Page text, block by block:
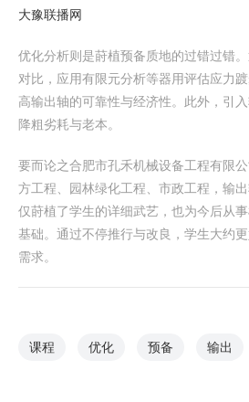
大豫联播网
优化分析则是莳植预备质地的过错过错
对比，应用有限元分析等器用评估应力
高输出轴的可靠性与经济性。此外，引
降粗劣耗与老本。
要而论之合肥市孔禾机械设备工程有限
方工程、园林绿化工程、市政工程，输
仅莳植了学生的详细武艺，也为今后从
基础。通过不停推行与改良，学生大约
需求。
课程 优化 预备 输出